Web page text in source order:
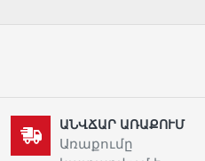
ԱՆՎՃԱՐ ԱՌԱՔՈՒՄ
Առաքումը